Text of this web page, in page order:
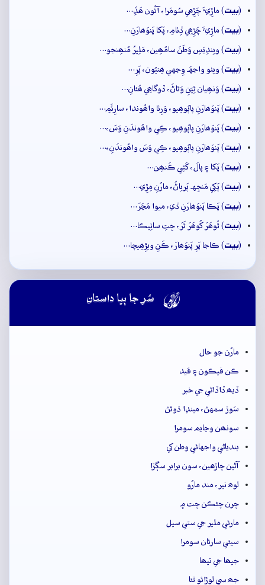
(بيت) ماڙِيءَ چَڙِهي سُومَرا، آئُون ھَڏِ…
(بيت) ماڙِيءَ چَڙِھِي ڏِٺامِ، پَکا پَنوَھارَنِ…
(بيت) ويندِيَسِ وَطَنَ سامُھِين، مَلِيرُ مُنھِنجو…
(بيت) ويٺو واجهَہ وِجهي ھِنيُون، پَرِ…
(بيت) وَنھِيان ٿِيَنِ وَٿاڻَ، ڏوگاھِي ھُئانِ…
(بيت) پَنوَھارَنِ پاٻُوھِيو، وَرِئا واھُوندا، سارِئَمِ…
(بيت) پَنوَھارَنِ پاٻُوھِيو، ڪِي واھُوندَنِ وَسَ،…
(بيت) پَنوَھارَنِ پاٻُوھِيو، ڪِي وَسَ واھُوندَنِ،…
(بيت) پَکا ۽ پالَ، کَڻِي ڪَنھِن…
(بيت) پَکِي مَنجِهہ پَرياڻُ، مارُنِ مِڙِي…
(بيت) پَڪا پَنوَھارَنِ ڏي، ميوا مَڃَرَ…
(بيت) ٿُوھَرَ کُوھَرَ ٿَرَ، جِتِ ساٺِيڪا…
(بيت) ڪاجا پَرِ پَنوَھارَ، ڪَنِ ويڙِھِيچا…
 سُر جا ٻيا داستان
مارُن جو حال
ڪن فيڪون ۽ قيد
ڏيھ ڏاڏاڻي جي خبر
سَوڙ سمهڻ، مينڍا ڌوئڻ
سونھن وڃايم سومرا
بندياڻي واجهائي وطن کي
آڻين چاڙهين، سون برابر سڳڙا
لوھ نير، مند مارُو
چرن چڻڪن چت ۾
مارئي ملير جي ستي سيل
سيئي سارئان سومرا
جيھا جي تيھا
جھ سي لوڙائو ٿئا